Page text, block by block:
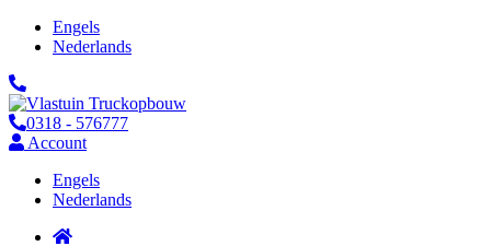
Engels
Nederlands
0318 - 576777
Account
Engels
Nederlands